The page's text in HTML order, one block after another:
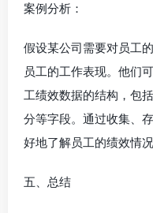
案例分析：
假设某公司需要对员工
员工的工作表现。他们
工绩效数据的结构，包
分等字段。通过收集、
好地了解员工的绩效情
五、总结